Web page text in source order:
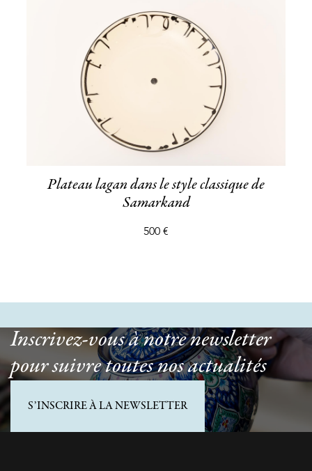
Plateau lagan dans le style classique de
Samarkand
500 €
Inscrivez-vous à notre newsletter
pour suivre toutes nos actualités
S’INSCRIRE À LA NEWSLETTER